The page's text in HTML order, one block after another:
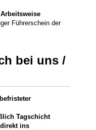
Führerschein der
bei uns /
Tagschicht
ins